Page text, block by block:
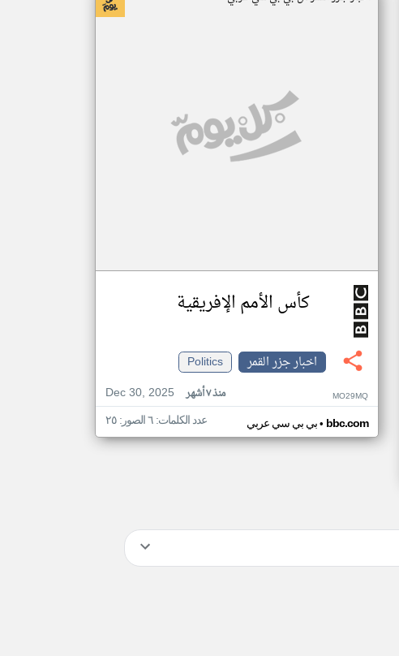
كأس الأمم الإفريقية
اخبار جزر القمر
Politics
Dec 30, 2025
منذ ٧ أشهر MO29MQ
بي بي سي عربي• bbc.com عدد الكلمات: ٦ الصور: ٢٥